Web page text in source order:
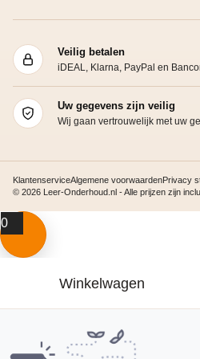
Veilig betalen
iDEAL, Klarna, PayPal en
Uw gegevens zijn veilig
Wij gaan vertrouwelijk met uw
KlantenserviceAlgemene voorwaardenPrivacy
© 2026 Leer-Onderhoud.nl - Alle prijzen zijn
0
Winkelwagen